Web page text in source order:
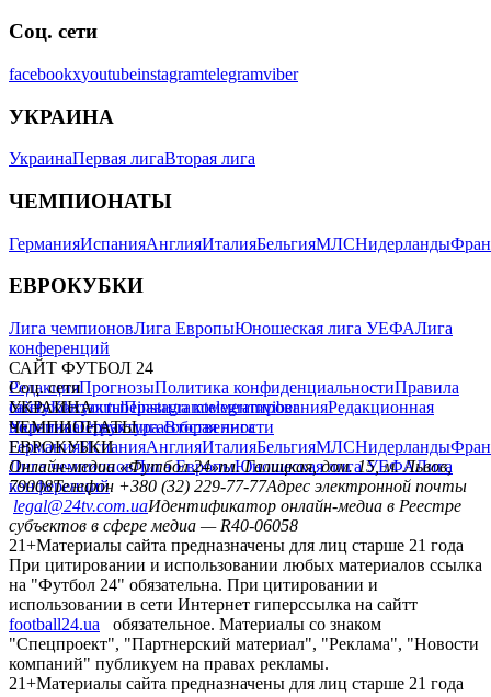
Соц. сети
facebookxyoutubeinstagramtelegramviber
УКРАИНА
УкраинаПервая лигаВторая лига
ЧЕМПИОНАТЫ
ГерманияИспанияАнглияИталияБельгияМЛСНидерланды
ЕВРОКУБКИ
Лига чемпионовЛига ЕвропыЮношеская лига УЕФАЛига
конференций
САЙТ ФУТБОЛ 24
РедакцияПрогнозыПолитика конфиденциальностиПравила
сайтуКонтактыПравила комментированияРедакционная
политикаСтруктура собственности
Соц. сети
facebookxyoutubeinstagramtelegramviber
УКРАИНА
УкраинаПервая лигаВторая лига
ЧЕМПИОНАТЫ
ГерманияИспанияАнглияИталияБельгияМЛСНидерланды
ЕВРОКУБКИ
Лига чемпионовЛига ЕвропыЮношеская лига УЕФАЛига
конференций
Онлайн-медиа «Футбол 24»пл. Галицкая, дом. 15, м. Львов,
79008Телефон +380 (32) 229-77-77Адрес электронной почты
legal@24tv.com.uaИдентификатор онлайн-медиа в Реестре
субъектов в сфере медиа — R40-06058
21+Материалы сайта предназначены для лиц старше 21 года
При цитировании и использовании любых материалов ссылка
на "Футбол 24" обязательна. При цитировании и
использовании в сети Интернет гиперссылка на сайтт
football24.ua
обязательное. Материалы со знаком
"Спецпроект", "Партнерский материал", "Реклама", "Новости
компаний" публикуем на правах рекламы.
21+Материалы сайта предназначены для лиц старше 21 года